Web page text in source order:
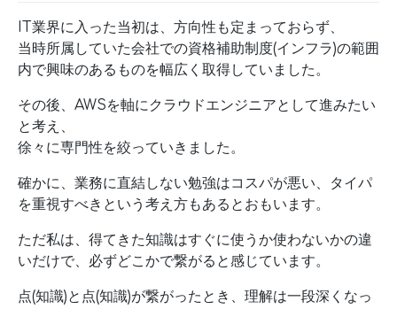
IT業界に入った当初は、方向性も定まっておらず、
当時所属していた会社での資格補助制度(インフラ)の範囲
内で興味のあるものを幅広く取得していました。
その後、AWSを軸にクラウドエンジニアとして進みたい
と考え、
徐々に専門性を絞っていきました。
確かに、業務に直結しない勉強はコスパが悪い、タイパ
を重視すべきという考え方もあるとおもいます。
ただ私は、得てきた知識はすぐに使うか使わないかの違
いだけで、必ずどこかで繋がると感じています。
点(知識)と点(知識)が繋がったとき、理解は一段深くなっ